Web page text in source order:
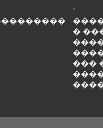
-
�
���